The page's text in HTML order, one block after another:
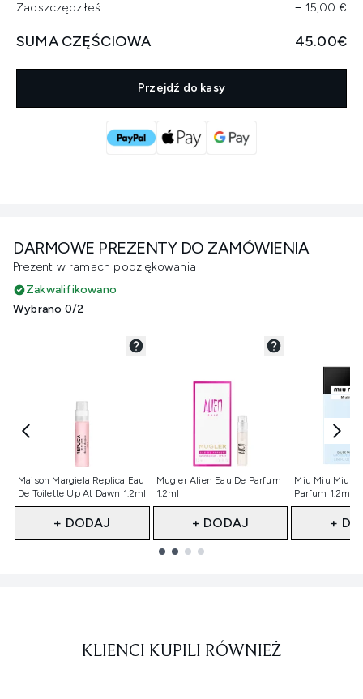
DARMOWE PREZENTY DO ZAMÓWIENIA
Prezent w ramach podziękowania
Zakwalifikowano
Wybrano 0/2
Maison Margiela Replica Eau
De Toilette Up At Dawn 1.2ml
Nie wybrano
+ DODAJ
Mugler Alien Eau De Parfum
1.2ml
Nie wybrano
+ DODAJ
Miu Miu
Parfum 1.2ml
Nie
+
Zaoszczędziłeś: − 15,00 €
SUMA CZĘŚCIOWA 45.00€
Przejdź do kasy
KLIENCI KUPILI RÓWNIEŻ